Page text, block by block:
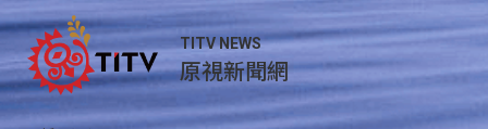
TITV NEWS
原視新聞網